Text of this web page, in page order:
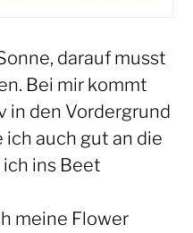
darauf musst
Bei mir kommt
in den Vordergrund
ich auch gut an die
ich ins Beet
meine Flower